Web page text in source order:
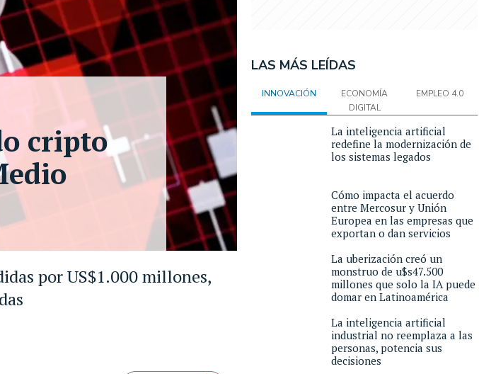
por US$1.000 millones,
cripto
LAS MÁS LEÍDAS
INNOVACIÓN
ECONOMÍA
DIGITAL
EMPLEO 4.0
La inteligencia artificial
redefine la modernización de
los sistemas legados
Cómo impacta el acuerdo
entre Mercosur y Unión
Europea en las empresas que
exportan o dan servicios
La uberización creó un
monstruo de u$s47.500
millones que solo la IA puede
domar en Latinoamérica
La inteligencia artificial
industrial no reemplaza a las
personas, potencia sus
decisiones